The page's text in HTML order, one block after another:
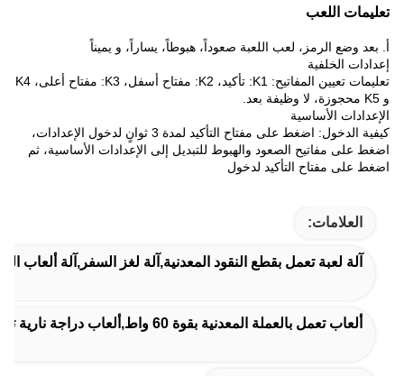
تعليمات اللعب
أ. بعد وضع الرمز، لعب اللعبة صعوداً، هبوطاً، يساراً، و يميناً
إعدادات الخلفية
تعليمات تعيين المفاتيح: K1: تأكيد، K2: مفتاح أسفل، K3: مفتاح أعلى، K4
و K5 محجوزة، لا وظيفة بعد.
الإعدادات الأساسية
كيفية الدخول: اضغط على مفتاح التأكيد لمدة 3 ثوانٍ لدخول الإعدادات،
اضغط على مفاتيح الصعود والهبوط للتبديل إلى الإعدادات الأساسية، ثم
اضغط على مفتاح التأكيد لدخول
العلامات:
آلة لعبة تعمل بقطع النقود المعدنية,آلة لغز السفر,آلة ألعاب
ألعاب تعمل بالعملة المعدنية بقوة 60 واط,ألعاب دراجة نارية تعمل بالعملة المعدنية,آلات أركيد تعمل بالعملة المعدنية بجهد 240 فولت